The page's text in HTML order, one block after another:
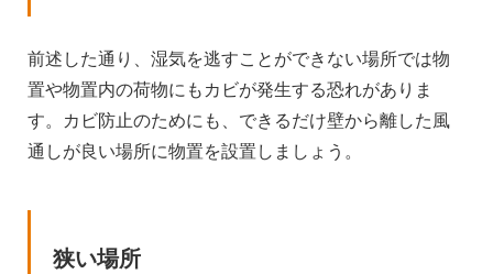
前述した通り、湿気を逃すことができない場所では物
置や物置内の荷物にもカビが発生する恐れがありま
す。カビ防止のためにも、できるだけ壁から離した風
通しが良い場所に物置を設置しましょう。
狭い場所